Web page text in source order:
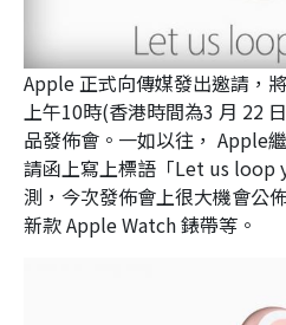
Apple 正式向傳媒發出邀請，
上午10時(香港時間為3 月 22
品發佈會。一如以往， Apple
請函上寫上標語「Let us loop
測，今次發佈會上很大機會公
新款 Apple Watch 錶帶等。